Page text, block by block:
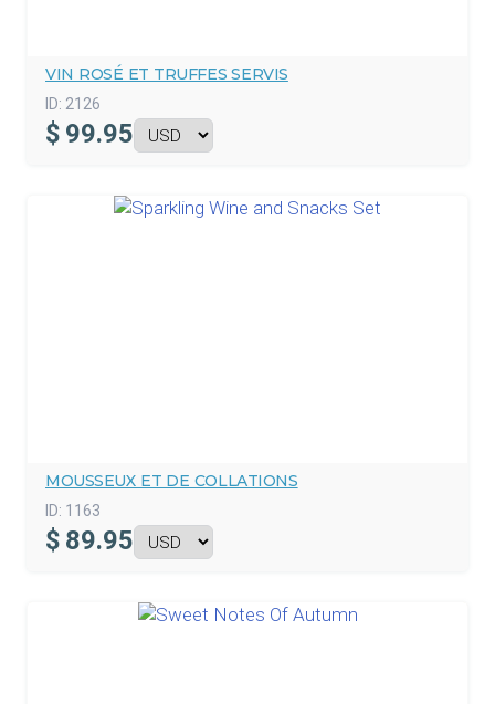
VIN ROSÉ ET TRUFFES SERVIS
ID: 2126
$ 99.95
MOUSSEUX ET DE COLLATIONS
ID: 1163
$ 89.95